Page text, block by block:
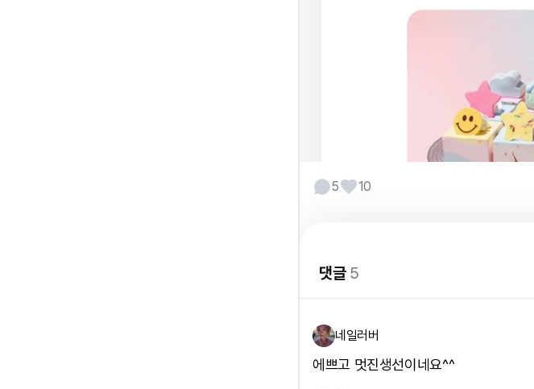
5 10
댓글5
네일러버
에쁘고 멋진생선이네요^^